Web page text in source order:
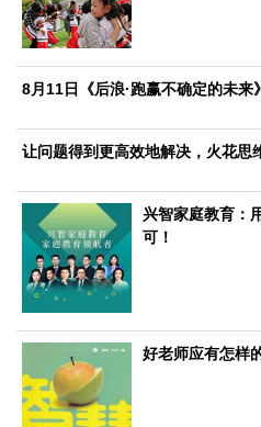
社会治理 社会保障
工业
装备制造 智能制造 制造2025
科教
三农
智慧农业 智慧乡村
国防
国防建设 军民融合 兵器装备
国际
中国与世界 国际视点
8月11日《后浪·跑赢不确定的未来
让问题得到更高效地解决，火花思
兴智家庭教育：
可！
好老师应有怎样